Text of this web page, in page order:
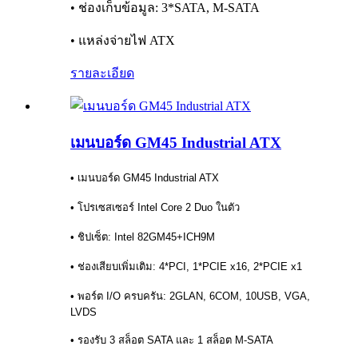
• ช่องเก็บข้อมูล: 3*SATA, M-SATA
• แหล่งจ่ายไฟ ATX
รายละเอียด
เมนบอร์ด GM45 Industrial ATX
• เมนบอร์ด GM45 Industrial ATX
• โปรเซสเซอร์ Intel Core 2 Duo ในตัว
• ชิปเซ็ต: Intel 82GM45+ICH9M
• ช่องเสียบเพิ่มเติม: 4*PCI, 1*PCIE x16, 2*PCIE x1
• พอร์ต I/O ครบครัน: 2GLAN, 6COM, 10USB, VGA,
LVDS
• รองรับ 3 สล็อต SATA และ 1 สล็อต M-SATA